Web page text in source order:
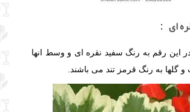
ای :
این رقم به رنگ سفید نقره ای و وسط انها
گلها به رنگ قرمز تند می باشند.